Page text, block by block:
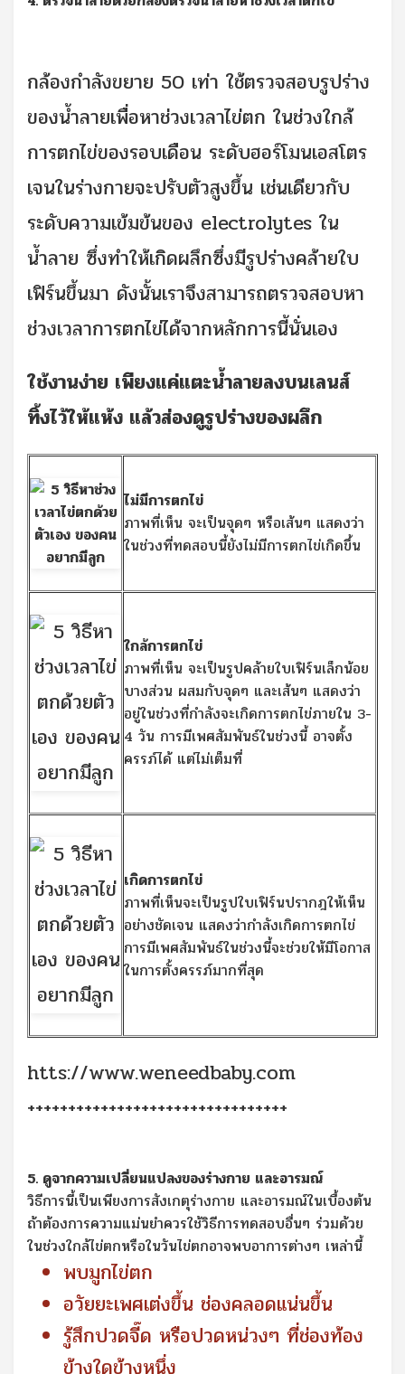
กล้องกำลังขยาย 50 เท่า ใช้ตรวจสอบรูปร่าง
ของน้ำลายเพื่อหาช่วงเวลาไข่ตก ในช่วงใกล้
การตกไข่ของรอบเดือน ระดับฮอร์โมนเอสโตร
เจนในร่างกายจะปรับตัวสูงขึ้น เช่นเดียวกับ
ระดับความเข้มข้นของ electrolytes ใน
น้ำลาย ซึ่งทำให้เกิดผลึกซึ่งมีรูปร่างคล้ายใบ
เฟิร์นขึ้นมา ดังนั้นเราจึงสามารถตรวจสอบหา
ช่วงเวลาการตกไข่ได้จากหลักการนี้นั่นเอง
ใช้งานง่าย เพียงแค่แตะน้ำลายลงบนเลนส์
ทิ้งไว้ให้แห้ง แล้วส่องดูรูปร่างของผลึก
ไม่มีการตกไข่
ภาพที่เห็น จะเป็นจุดๆ หรือเส้นๆ แสดงว่า
ในช่วงที่ทดสอบนี้ยังไม่มีการตกไข่เกิดขึ้น
ใกล้การตกไข่
ภาพที่เห็น จะเป็นรูปคล้ายใบเฟิร์นเล็กน้อย
บางส่วน ผสมกับจุดๆ และเส้นๆ แสดงว่า
อยู่ในช่วงที่กำลังจะเกิดการตกไข่ภายใน 3-
4 วัน การมีเพศสัมพันธ์ในช่วงนี้ อาจตั้ง
ครรภ์ได้ แต่ไม่เต็มที่
เกิดการตกไข่
ภาพที่เห็นจะเป็นรูปใบเฟิร์นปรากฎให้เห็น
อย่างชัดเจน แสดงว่ากำลังเกิดการตกไข่
การมีเพศสัมพันธ์ในช่วงนี้จะช่วยให้มีโอกาส
ในการตั้งครรภ์มากที่สุด
htts://www.weneedbaby.com
++++++++++++++++++++++++++++++++
5. ดูจากความเปลี่ยนแปลงของร่างกาย และอารมณ์
วิธีการนี้เป็นเพียงการสังเกตุร่างกาย และอารมณ์ในเบื้องต้น
ถ้าต้องการความแม่นยำควรใช้วิธีการทดสอบอื่นๆ ร่วมด้วย
ในช่วงใกล้ไข่ตกหรือในวันไข่ตกอาจพบอาการต่างๆ เหล่านี้
พบมูกไข่ตก
อวัยยะเพศเต่งขึ้น ช่องคลอดแน่นขึ้น
รู้สึกปวดจี๊ด หรือปวดหน่วงๆ ที่ช่องท้อง